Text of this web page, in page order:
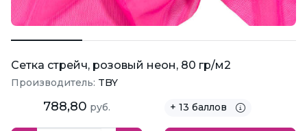
Сетка стрейч, розовый неон, 80 гр/м2
Производитель: TBY
788,80 руб. + 13 баллов